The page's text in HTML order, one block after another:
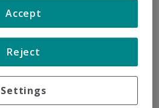
Settings
Reject
Accept